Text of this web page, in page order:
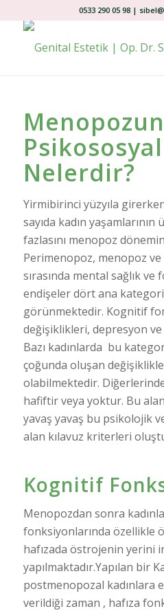
0533 290 05 98 |
Menopozun
Nelerdir?
Yirmibirinci yüzyıla
sayıda kadın
fazlasını menopoz
Perimenopoz, menopoz
sırasında mental sağlık
endişeler dört ana
görünmektedir. Kognitif
değişiklikleri, depresyon ve
Bazı kadınlarda bu
çoğunda oluşan
olabilmektedir.
hafiftir veya yoktur. Bu
yavaş yavaş bu psikolojik
alan kılavuz kriterleri
Kognitif
Menopozdan sonra
fonksiyonlarında özellikle
hafızada östrojenin yerini
yapılmaktadır.Yapılan bir
postmenopozal kadınlara
verildiği zaman , hafıza